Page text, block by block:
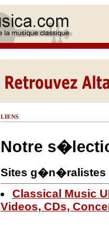
LIENS
Notre
Sites g�n�ralistes
Classical Music
Videos, CDs,